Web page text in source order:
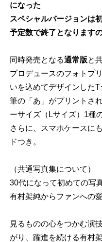
になった
スペシャルバージョンは
予定数で終了となります
同時発売となる通常版と
プロデュースのフォトプ
いを込めてデザインした
筆の「あ」がプリントさ
ーサイズ（Lサイズ）1種
さらに、スマホケースに
ドつき。
（共通写真集について）
30代になって初めての写
有村架純からファンへの
見るものの心をつかむ演
がり、躍進を続ける有村